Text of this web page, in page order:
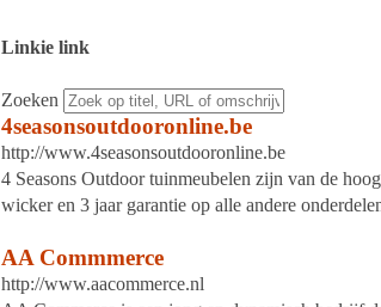
Linkie link
Zoeken
4seasonsoutdooronline.be
http://www.4seasonsoutdooronline.be
4 Seasons Outdoor tuinmeubelen zijn van de
wicker en 3 jaar garantie op alle andere
AA Commmerce
http://www.aacommerce.nl